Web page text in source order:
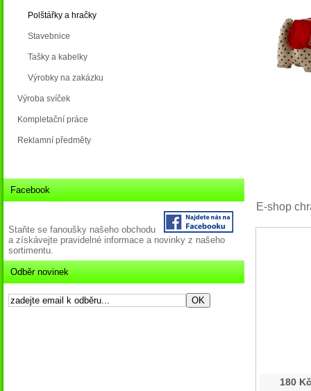
Polštářky a hračky
Stavebnice
Tašky a kabelky
Výrobky na zakázku
Výroba svíček
Kompletační práce
Reklamní předměty
Facebook
Staňte se fanoušky našeho obchodu
a získávejte pravidelné informace a novinky z našeho
sortimentu.
Odběr novinek
E-shop
180